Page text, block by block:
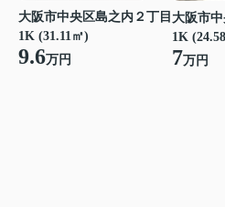
大阪市中央区島之内２丁目
1K (31.11㎡)
9.6万円
大阪市
1K
7万円